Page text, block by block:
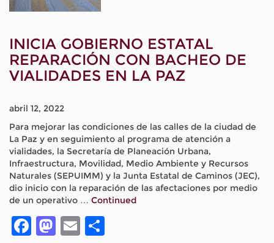
INICIA GOBIERNO ESTATAL
REPARACIÓN CON BACHEO DE
VIALIDADES EN LA PAZ
abril 12, 2022
Para mejorar las condiciones de las calles de la ciudad de
La Paz y en seguimiento al programa de atención a
vialidades, la Secretaría de Planeación Urbana,
Infraestructura, Movilidad, Medio Ambiente y Recursos
Naturales (SEPUIMM) y la Junta Estatal de Caminos (JEC),
dio inicio con la reparación de las afectaciones por medio
de un operativo … Continued
Facebook
Mastodon
Email